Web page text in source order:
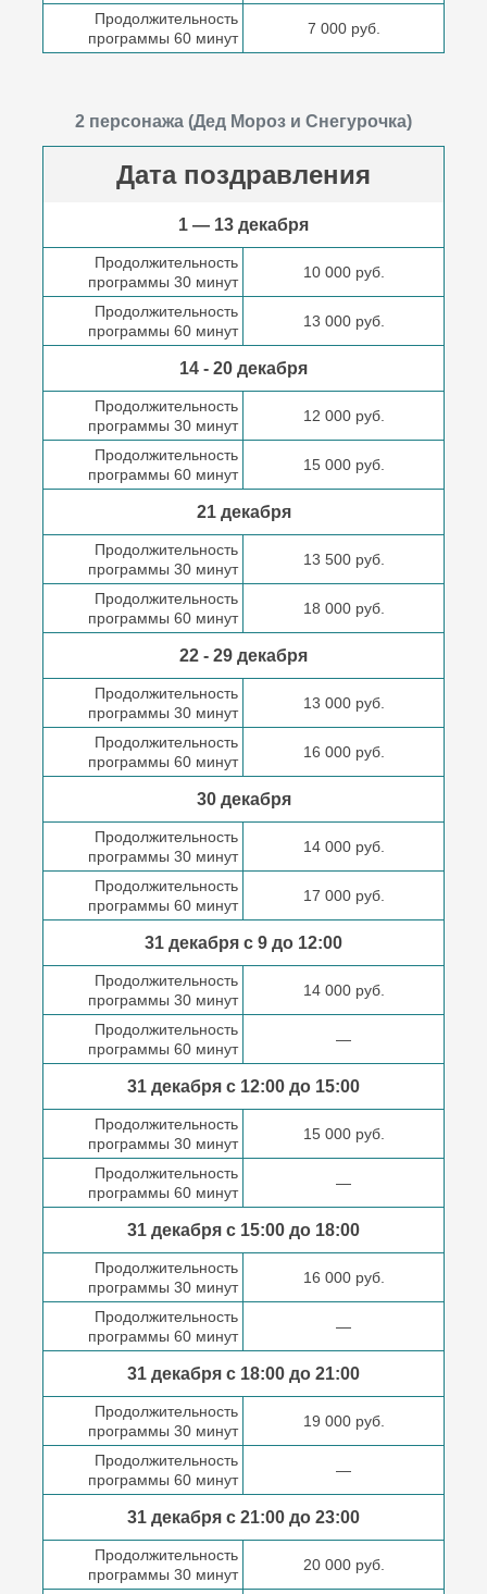
Продолжительность
программы 60 минут
7 000 руб.
2 персонажа (Дед Мороз и Снегурочка)
Дата поздравления
1 — 13 декабря
Продолжительность
программы 30 минут
10 000 руб.
Продолжительность
программы 60 минут
13 000 руб.
14 - 20 декабря
Продолжительность
программы 30 минут
12 000 руб.
Продолжительность
программы 60 минут
15 000 руб.
21 декабря
Продолжительность
программы 30 минут
13 500 руб.
Продолжительность
программы 60 минут
18 000 руб.
22 - 29 декабря
Продолжительность
программы 30 минут
13 000 руб.
Продолжительность
программы 60 минут
16 000 руб.
30 декабря
Продолжительность
программы 30 минут
14 000 руб.
Продолжительность
программы 60 минут
17 000 руб.
31 декабря с 9 до 12:00
Продолжительность
программы 30 минут
14 000 руб.
Продолжительность
программы 60 минут
—
31 декабря с 12:00 до 15:00
Продолжительность
программы 30 минут
15 000 руб.
Продолжительность
программы 60 минут
—
31 декабря с 15:00 до 18:00
Продолжительность
программы 30 минут
16 000 руб.
Продолжительность
программы 60 минут
—
31 декабря с 18:00 до 21:00
Продолжительность
программы 30 минут
19 000 руб.
Продолжительность
программы 60 минут
—
31 декабря с 21:00 до 23:00
Продолжительность
программы 30 минут
20 000 руб.